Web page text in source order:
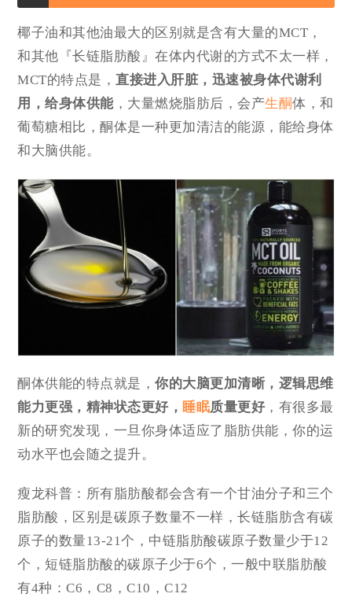
椰子油和其他油最大的区别就是含有大量的MCT，
和其他『长链脂肪酸』在体内代谢的方式不太一样，
MCT的特点是，直接进入肝脏，迅速被身体代谢利
用，给身体供能，大量燃烧脂肪后，会产生酮体，和
葡萄糖相比，酮体是一种更加清洁的能源，能给身体
和大脑供能。
酮体供能的特点就是，你的大脑更加清晰，逻辑思维
能力更强，精神状态更好， 睡眠质量更好，有很多最
新的研究发现，一旦你身体适应了脂肪供能，你的运
动水平也会随之提升。
瘦龙科普：所有脂肪酸都会含有一个甘油分子和三个
脂肪酸，区别是碳原子数量不一样，长链脂肪含有碳
原子的数量13-21个，中链脂肪酸碳原子数量少于12
个，短链脂肪酸的碳原子少于6个，一般中联脂肪酸
有4种：C6，C8，C10，C12